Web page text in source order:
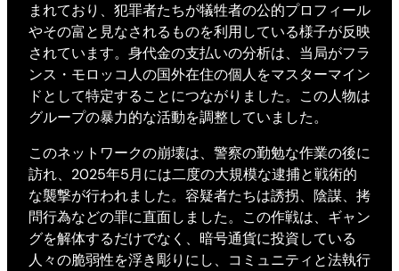
まれており、犯罪者たちが犠牲者の公的プロフィール
やその富と見なされるものを利用している様子が反映
されています。身代金の支払いの分析は、当局がフラ
ンス・モロッコ人の国外在住の個人をマスターマイン
ドとして特定することにつながりました。この人物は
グループの暴力的な活動を調整していました。
このネットワークの崩壊は、警察の勤勉な作業の後に
訪れ、2025年5月には二度の大規模な逮捕と戦術的
な襲撃が行われました。容疑者たちは誘拐、陰謀、拷
問行為などの罪に直面しました。この作戦は、ギャン
グを解体するだけでなく、暗号通貨に投資している
人々の脆弱性を浮き彫りにし、コミュニティと法執行